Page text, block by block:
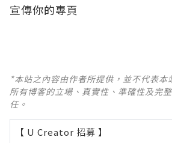
宣傳你的專頁
*本站之內容由作者所提供，並不代表
所有博客的立場、真實性、準確性及完
任。
【 U Creator 招募 】